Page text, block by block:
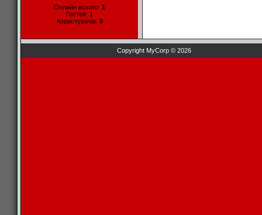
Онлайн всього: 1
Гостей: 1
Користувачів: 0
Copyright MyCorp © 2026